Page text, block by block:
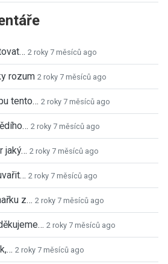
2 roky 7 měsíců ago
rozum 2 roky 7 měsíců ago
tento… 2 roky 7 měsíců ago
2 roky 7 měsíců ago
jaký… 2 roky 7 měsíců ago
2 roky 7 měsíců ago
z… 2 roky 7 měsíců ago
2 roky 7 měsíců ago
2 roky 7 měsíců ago